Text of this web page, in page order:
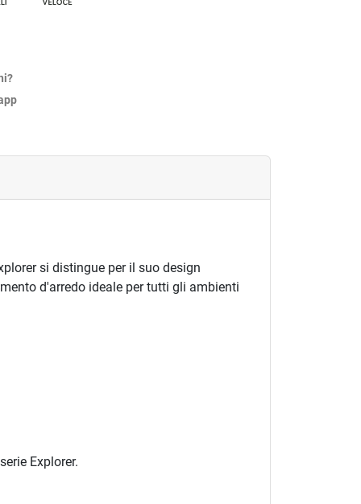
si distingue per il suo design
d'arredo ideale per tutti gli ambienti
Explorer.